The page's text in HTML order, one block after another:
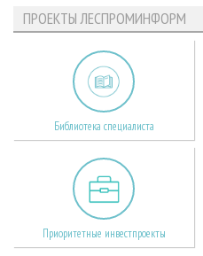
ПРОЕКТЫ ЛЕСПРОМИНФОРМ
Библиотека специалиста
Приоритетные инвестпроекты